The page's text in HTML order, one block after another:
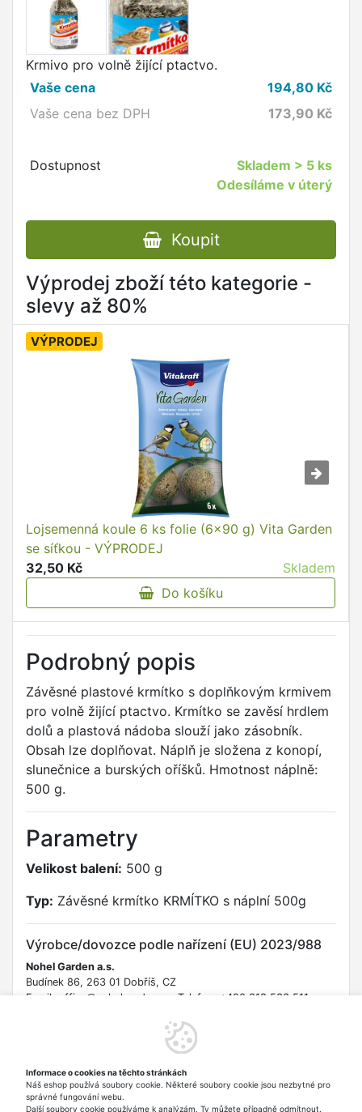
Krmivo pro volně žijící ptactvo.
Vaše cena
194,80 Kč
Vaše cena bez DPH
173,90 Kč
Dostupnost Skladem > 5 ks
Odesíláme v úterý
Koupit
Výprodej zboží této kategorie -
slevy až 80%
VÝPRODEJ
Lojsemenná koule 6 ks folie (6x90 g) Vita Garden
se síťkou - VÝPRODEJ
32,50 Kč
Skladem
Do košíku
Podrobný popis
Závěsné plastové krmítko s doplňkovým krmivem
pro volně žijící ptactvo. Krmítko se zavěsí hrdlem
dolů a plastová nádoba slouží jako zásobník.
Obsah lze doplňovat. Náplň je složena z konopí,
slunečnice a burských oříšků. Hmotnost náplně:
500 g.
Parametry
Velikost balení: 500 g
Typ: Závěsné krmítko KRMÍTKO s náplní 500g
Výrobce/dovozce podle nařízení (EU) 2023/988
Nohel Garden a.s.
Budínek 86, 263 01 Dobříš, CZ
Email: office@nohelgarden.cz Telefon: +420 318 533 511
Bezpečnostní informace
Uchovávejte mimo dosah malých dětí. Nepoužívejte, pokud je
obal poškozen. Produkt je určen pro krmení volně žijícího
ptactva.
Informace o cookies na těchto stránkách
Náš eshop používá soubory cookie. Některé soubory cookie jsou nezbytné pro
správné fungování webu.
Další soubory cookie používáme k analýzám. Ty můžete případně odmítnout.